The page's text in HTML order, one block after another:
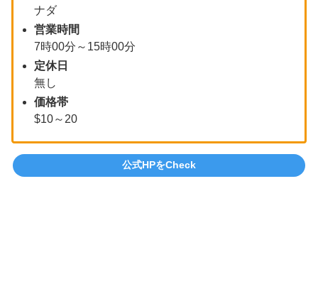
ナダ
営業時間
7時00分～15時00分
定休日
無し
価格帯
$10～20
公式HPをCheck